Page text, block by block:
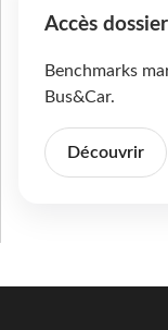
Accès
Benchmarks
Bus&Car.
Découvrir